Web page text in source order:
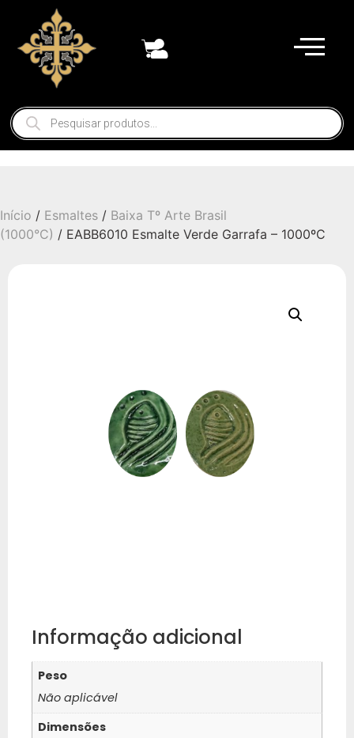
Início / Esmaltes / Baixa Tº Arte Brasil
(1000°C) / EABB6010 Esmalte Verde Garrafa – 1000ºC
Informação adicional
Peso
Não aplicável
Dimensões